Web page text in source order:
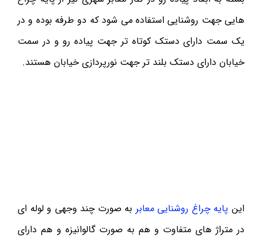
هایی جهت روشنایی استفاده می شود که دو طرفه بوده و در
یک سمت دارای دستک کوتاه تر جهت پیاده رو و در سمت
خیابان دارای دستک بلند تر جهت نورپردازی خیابان هستند.
این پایه چراغ روشنایی معابر به صورت چند وجهی و لوله ای
در متراژ های متفاوت و هم به صورت گالوانیزه و هم دارای